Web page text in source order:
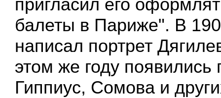
пригласил его
балеты в Париже". В
написал портрет
этом же году появились
Гиппиус, Сомова и